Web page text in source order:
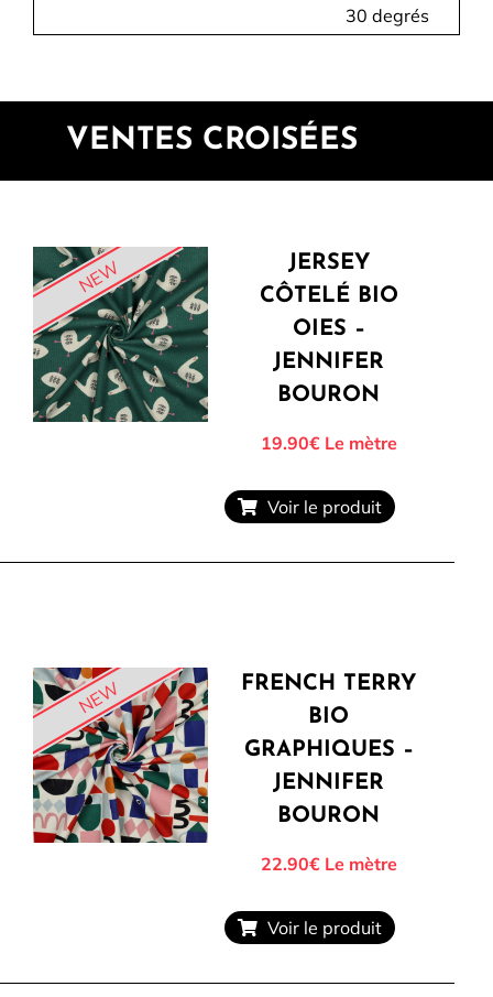
30 degrés
VENTES CROISÉES
NEW
JERSEY
CÔTELÉ BIO
OIES –
JENNIFER
BOURON
19.90€Le mètre
Voir le produit
NEW
FRENCH TERRY
BIO
GRAPHIQUES –
JENNIFER
BOURON
22.90€Le mètre
Voir le produit